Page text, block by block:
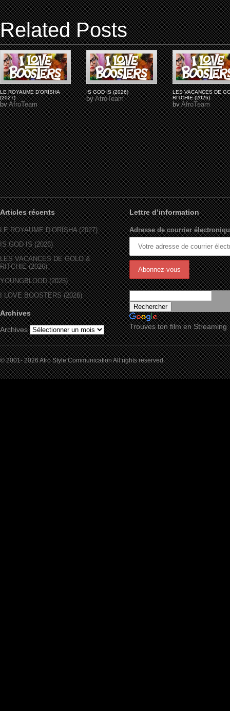
Related Posts
LE ROYAUME D'ORÏSHA
(2027)
byAfroTeam
IS GOD IS (2026)
byAfroTeam
LES VACANCES DE
RITCHIE (2026)
byAfroTeam
Articles récents
LE ROYAUME D’ORÏSHA (2027)
IS GOD IS (2026)
LES VACANCES DE GOLO &
RITCHIE (2026)
YOUNGBLOOD (2025)
I LOVE BOOSTERS (2026)
Archives
Archives
Lettre d’information
Adresse de courrier
Trouves ton film en Streaming
© 2001- 2026 Afro Style Communication All rights reserved.